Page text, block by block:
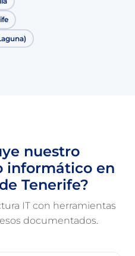
nuestro
informático en
Tenerife?
IT con herramientas
documentados.